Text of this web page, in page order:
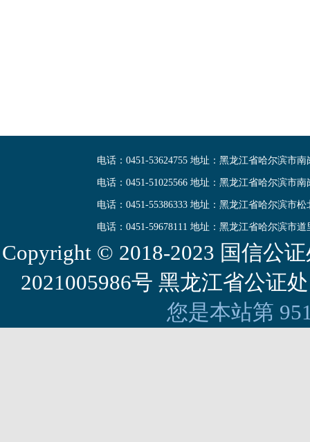
电话：0451-53624755 地址：黑龙江省哈尔滨市
电话：0451-51025566 地址：黑龙江省哈尔滨市
电话：0451-55386333 地址：黑龙江省哈尔滨市
电话：0451-59678111 地址：黑龙江省哈尔滨市
Copyright © 2018-2023 国信公
2021005986号 黑龙江省公证处
您是本站第